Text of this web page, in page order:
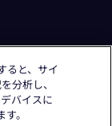
ると、サイ
分析し、
バイスに
。